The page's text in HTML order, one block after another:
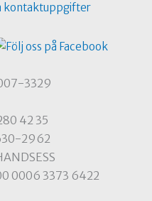
kontaktuppgifter
3329
42 35
2962
0006 3373 6422